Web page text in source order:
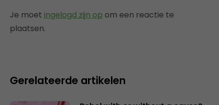
Je moet ingelogd zijn op om een reactie te
plaatsen.
Gerelateerde artikelen